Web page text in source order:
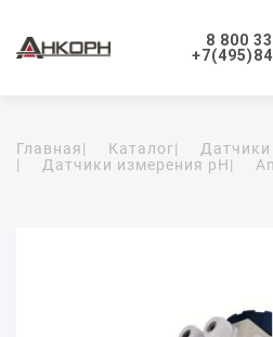
8 800
Главная| Каталог|
|
Датчики измерения pH|